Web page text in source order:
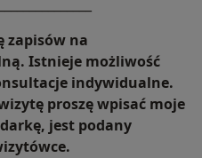
zapisów na
Istnieje możliwość
indywidualne.
proszę wpisać moje
jest podany